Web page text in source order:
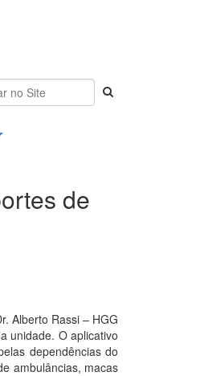
de
Alberto Rassi – HGG
unidade. O aplicativo
dependências do
ambulâncias, macas